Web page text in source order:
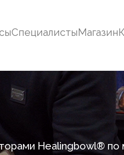
СпециалистыМагазин
Healingbowl®